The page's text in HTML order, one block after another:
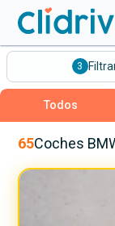
Comprar Coche
Todos Los
Profesional
3
Todos
65Coches